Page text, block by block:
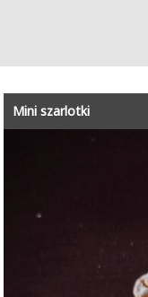
Mini szarlotki